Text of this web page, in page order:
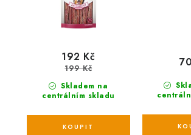
Skladem na
centrálním skladu
192 Kč
199 Kč